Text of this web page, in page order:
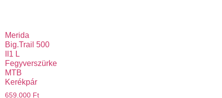
Merida
Big.Trail 500
II1 L
Fegyverszürke
MTB
Kerékpár
659.000 Ft